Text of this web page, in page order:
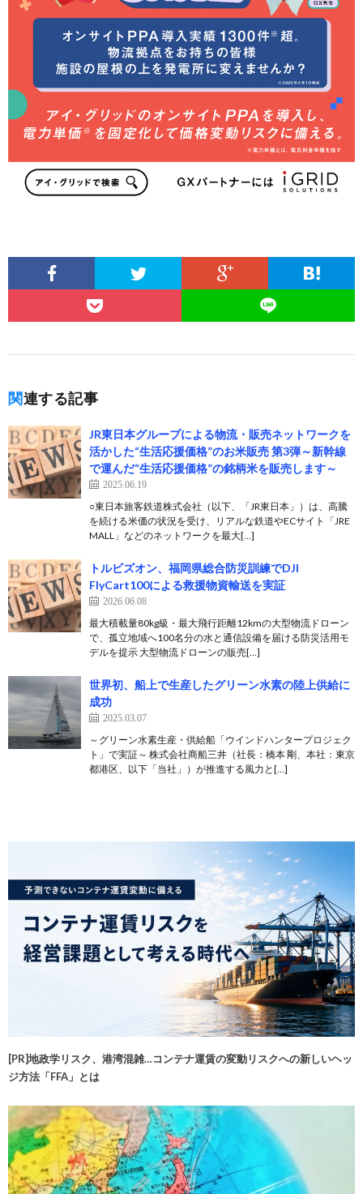
関連する記事
JR東日本グループによる物流・販売ネットワークを
活かした“生活応援価格”のお米販売 第3弾～新幹線
で運んだ“生活応援価格”の銘柄米を販売します～
2025.06.19
○東日本旅客鉄道株式会社（以下、「JR東日本」）は、高騰
を続ける米価の状況を受け、リアルな鉄道やECサイト「JRE
MALL」などのネットワークを最大[…]
トルビズオン、福岡県総合防災訓練でDJI
FlyCart100による救援物資輸送を実証
2026.06.08
最大積載量80kg級・最大飛行距離12kmの大型物流ドローン
で、孤立地域へ100名分の水と通信設備を届ける防災活用モ
デルを提示 大型物流ドローンの販売[…]
世界初、船上で生産したグリーン水素の陸上供給に
成功
2025.03.07
～グリーン水素生産・供給船「ウインドハンタープロジェク
ト」で実証～ 株式会社商船三井（社長：橋本 剛、本社：東京
都港区、以下「当社」）が推進する風力と[…]
[PR]地政学リスク、港湾混雑…コンテナ運賃の変動リスクへの新しいヘッ
ジ方法「FFA」とは